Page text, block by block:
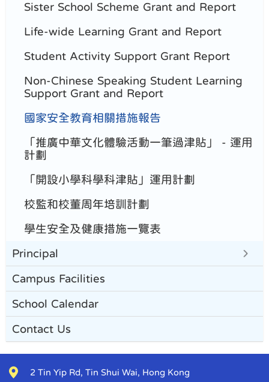
Sister School Scheme Grant and Report
Life-wide Learning Grant and Report
Student Activity Support Grant Report
Non-Chinese Speaking Student Learning
Support Grant and Report
國家安全教育相關措施報告
「推廣中華文化體驗活動一筆過津貼」 - 運用
計劃
「開設小學科學科津貼」運用計劃
校監和校董周年培訓計劃
學生安全及健康措施一覽表
Principal
Campus Facilities
School Calendar
Contact Us
2 Tin Yip Rd, Tin Shui Wai, Hong Kong